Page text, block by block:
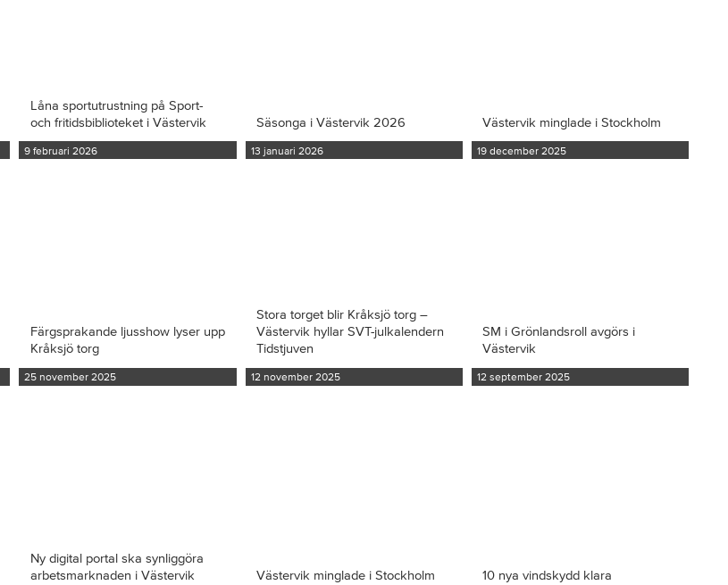
Låna sportutrustning på Sport-
och fritidsbiblioteket i Västervik
9 februari 2026
Säsonga i Västervik 2026
13 januari 2026
Västervik minglade i Stockholm
19 december 2025
Färgsprakande ljusshow lyser upp
Kråksjö torg
25 november 2025
Stora torget blir Kråksjö torg –
Västervik hyllar SVT-julkalendern
Tidstjuven
12 november 2025
SM i Grönlandsroll avgörs i
Västervik
12 september 2025
Ny digital portal ska synliggöra
arbetsmarknaden i Västervik
Västervik minglade i Stockholm 10 nya vindskydd klara